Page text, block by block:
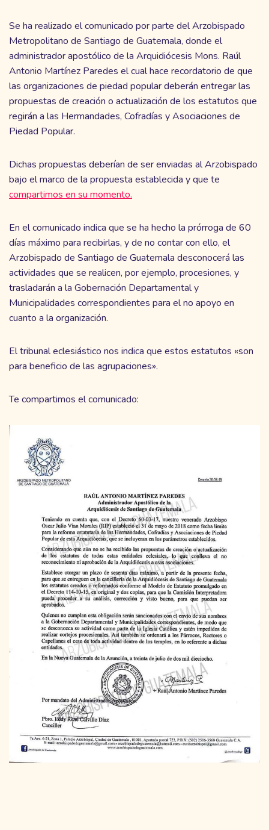
Se ha realizado el comunicado por parte del Arzobispado
Metropolitano de Santiago de Guatemala, donde el
administrador apostólico de la Arquidiócesis Mons. Raúl
Antonio Martínez Paredes el cual hace recordatorio de que
las organizaciones de piedad popular deberán entregar las
propuestas de creación o actualización de los estatutos que
regirán a las Hermandades, Cofradías y Asociaciones de
Piedad Popular.
Dichas propuestas deberían de ser enviadas al Arzobispado
bajo el marco de la propuesta establecida y que te
compartimos en su momento.
En el comunicado indica que se ha hecho la prórroga de 60
días máximo para recibirlas, y de no contar con ello, el
Arzobispado de Santiago de Guatemala desconocerá las
actividades que se realicen, por ejemplo, procesiones, y
trasladarán a la Gobernación Departamental y
Municipalidades correspondientes para el no apoyo en
cuanto a la organización.
El tribunal eclesiástico nos indica que estos estatutos «son
para beneficio de las agrupaciones».
Te compartimos el comunicado: